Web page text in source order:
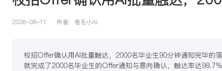
2026-06-11 作者： 卷毛小AI
校招Offer确认用AI批量触达，2000名毕业生90分钟通知完毕的
就完成了2000名毕业生的Offer通知与意向确认，触达率达